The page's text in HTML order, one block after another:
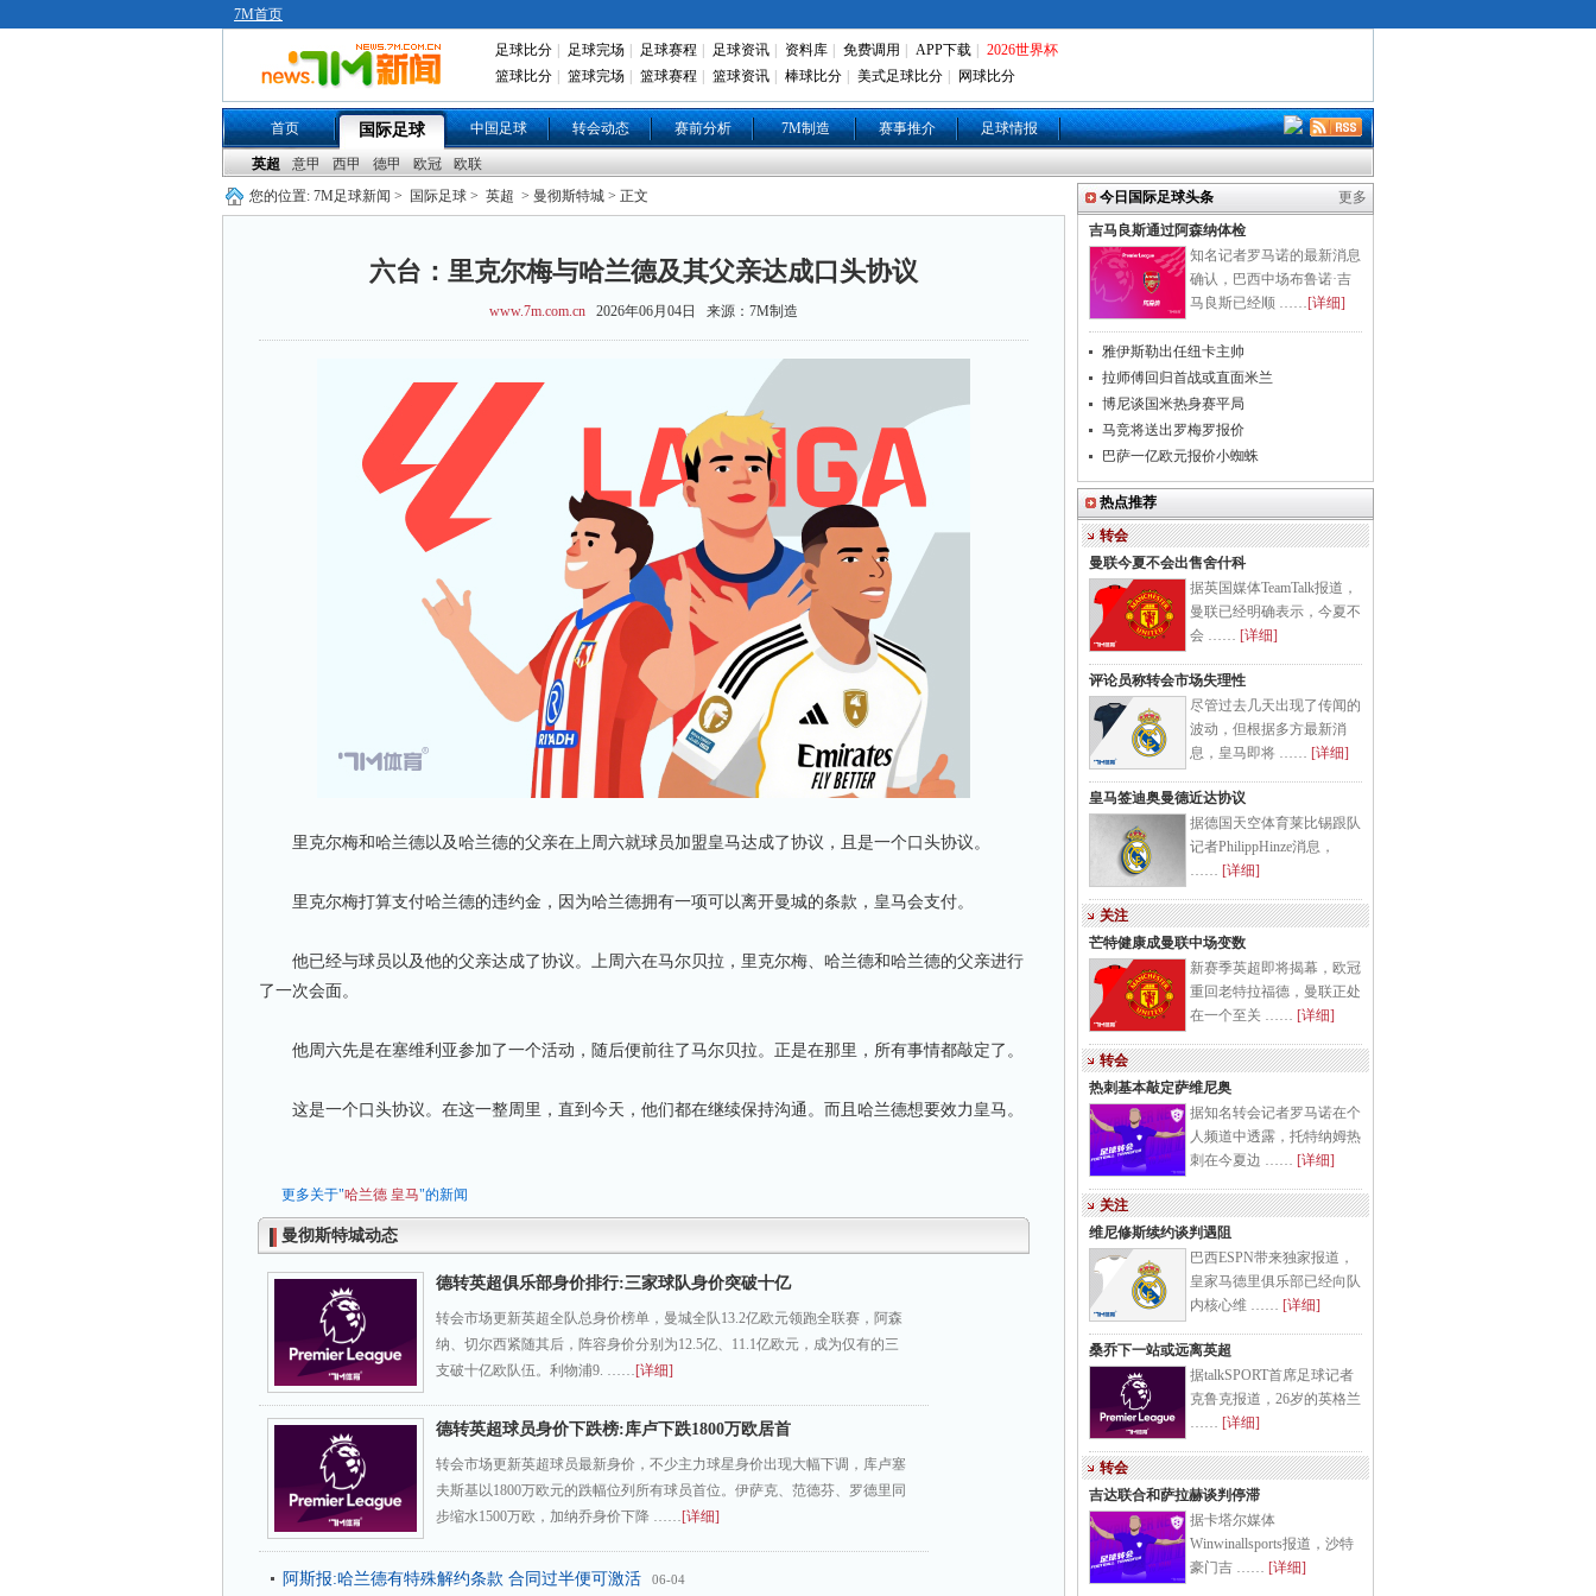
7M首页
足球比分 足球完场 足球赛程 足球资讯 资料库 免费调用 APP下载
2026世界杯
篮球比分
篮球完场 篮球赛程 篮球资讯 棒球比分 美式足球比分 网球比分
首页 国际足球 中国足球 转会动态 赛前分析 7M制造 赛事推介 足球情报
英超 意甲 西甲 德甲 欧冠
欧联
您的位置: 7M足球新闻 > 国际足球 > 英超 > 曼彻斯特城 > 正文
六台：里克尔梅与哈兰德及其父亲达成口头协议
www.7m.com.cn 2026年06月04日 来源：7M制造
里克尔梅和哈兰德以及哈兰德的父亲在上周六就球员加盟皇马达成了协议，且是一个口头协议。
里克尔梅打算支付哈兰德的违约金，因为哈兰德拥有一项可以离开曼城的条款，皇马会支付。
他已经与球员以及他的父亲达成了协议。上周六在马尔贝拉，里克尔梅、哈兰德和哈兰德的父亲进行
了一次会面。
他周六先是在塞维利亚参加了一个活动，随后便前往了马尔贝拉。正是在那里，所有事情都敲定了。
这是一个口头协议。在这一整周里，直到今天，他们都在继续保持沟通。而且哈兰德想要效力皇马。
更多关于"哈兰德 皇马"的新闻
曼彻斯特城动态
德转英超俱乐部身价排行:三家球队身价突破十亿
转会市场更新英超全队总身价榜单，曼城全队13.2亿欧元领跑全联赛，阿森
纳、切尔西紧随其后，阵容身价分别为12.5亿、11.1亿欧元，成为仅有的三
支破十亿欧队伍。利物浦9. ……[详细]
德转英超球员身价下跌榜:库卢下跌1800万欧居首
转会市场更新英超球员最新身价，不少主力球星身价出现大幅下调，库卢塞
夫斯基以1800万欧元的跌幅位列所有球员首位。伊萨克、范德芬、罗德里同
步缩水1500万欧，加纳乔身价下降 ……[详细]
阿斯报:哈兰德有特殊解约条款 合同过半便可激活 06-04
今日国际足球头条
更多
吉马良斯通过阿森纳体检
知名记者罗马诺的最新消息
确认，巴西中场布鲁诺·吉
马良斯已经顺 ……[详细]
雅伊斯勒出任纽卡主帅
拉师傅回归首战或直面米兰
博尼谈国米热身赛平局
马竞将送出罗梅罗报价
巴萨一亿欧元报价小蜘蛛
热点推荐
转会
曼联今夏不会出售舍什科
据英国媒体TeamTalk报道，
曼联已经明确表示，今夏不
会 …… [详细]
评论员称转会市场失理性
尽管过去几天出现了传闻的
波动，但根据多方最新消
息，皇马即将 …… [详细]
皇马签迪奥曼德近达协议
据德国天空体育莱比锡跟队
记者PhilippHinze消息，
…… [详细]
关注
芒特健康成曼联中场变数
新赛季英超即将揭幕，欧冠
重回老特拉福德，曼联正处
在一个至关 …… [详细]
转会
热刺基本敲定萨维尼奥
据知名转会记者罗马诺在个
人频道中透露，托特纳姆热
刺在今夏边 …… [详细]
关注
维尼修斯续约谈判遇阻
巴西ESPN带来独家报道，
皇家马德里俱乐部已经向队
内核心维 …… [详细]
桑乔下一站或远离英超
据talkSPORT首席足球记者
克鲁克报道，26岁的英格兰
…… [详细]
转会
吉达联合和萨拉赫谈判停滞
据卡塔尔媒体
Winwinallsports报道，沙特
豪门吉 …… [详细]